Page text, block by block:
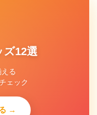
ズ12選
る
ェック
→